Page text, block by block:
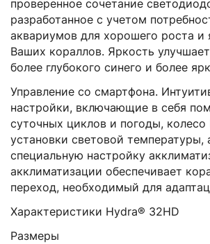
проверенное сочетание
разработанное с учетом
аквариумов для хорошего роста и
Ваших кораллов. Яркость
более глубокого синего и более
Управление со смартфона.
настройки, включающие в себя
суточных циклов и погоды, колесо
установки световой температуры,
специальную настройку
акклиматизации обеспечивает
переход, необходимый для
Характеристики Hydra® 32HD
Размеры